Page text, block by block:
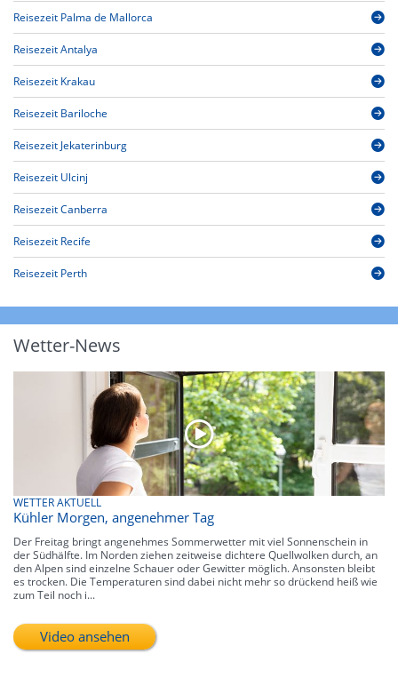
Reisezeit Palma de Mallorca
Reisezeit Antalya
Reisezeit Krakau
Reisezeit Bariloche
Reisezeit Jekaterinburg
Reisezeit Ulcinj
Reisezeit Canberra
Reisezeit Recife
Reisezeit Perth
Wetter-News
WETTER AKTUELL
Kühler Morgen, angenehmer Tag
Der Freitag bringt angenehmes Sommerwetter mit viel Sonnenschein in
der Südhälfte. Im Norden ziehen zeitweise dichtere Quellwolken durch, an
den Alpen sind einzelne Schauer oder Gewitter möglich. Ansonsten bleibt
es trocken. Die Temperaturen sind dabei nicht mehr so drückend heiß wie
zum Teil noch i...
Video ansehen